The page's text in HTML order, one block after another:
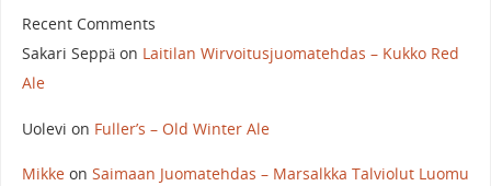
Recent Comments
Sakari Seppäon Laitilan Wirvoitusjuomatehdas – Kukko Red
Ale
Uolevi on Fuller’s – Old Winter Ale
Mikkeon Saimaan Juomatehdas – Marsalkka Talviolut Luomu